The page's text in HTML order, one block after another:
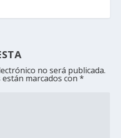
no será publicada.
marcados con*